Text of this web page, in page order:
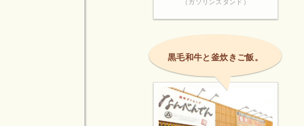
（ガソリンスタンド）
黒毛和牛と釜炊きご飯。